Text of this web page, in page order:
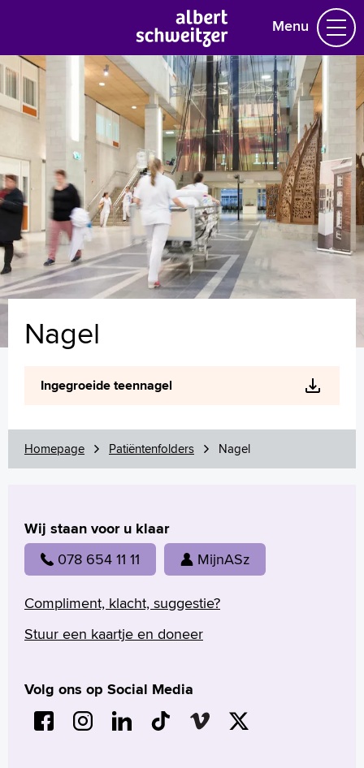
Menu
Homepage
Praktische informatie
Specialismen
Werken en leren
Medewerkers
Contact
MijnASz
Language
Zoeken
Français
Polski
Türkçe
Arabisch
Nagel
Ingegroeide teennagel
Homepage Patiëntenfolders Nagel
Wij staan voor u klaar
078 654 11 11 MijnASz
Compliment, klacht, suggestie?
Stuur een kaartje en doneer
Volg ons op Social Media